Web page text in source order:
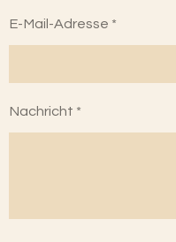
E-Mail-Adresse *
Nachricht *